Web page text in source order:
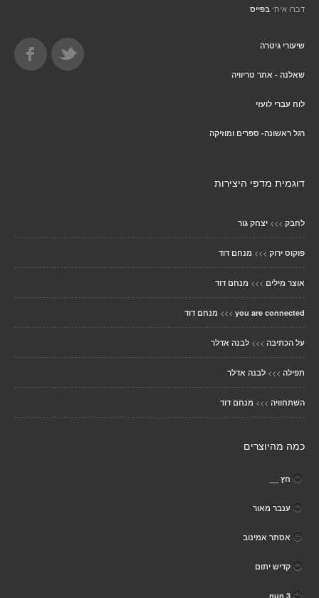
דברו איתי בפייס
שיעורי גיטרה
שאלנה - אתר טריוויה
לוח עברי לועזי
רגל ראשונה- ספרים ומוזיקה
דוגמית מדפי היצירות
לחבק >>> יצחק גור
פוקוס ירוק >>> מנחם דוד
אוצר מילים >>> מנחם דוד
you are connected
>>> מנחם דוד
על הכתיבה >>> לבנה אדלר
תפילה >>> לבנה אדלר
השתחוויה >>> מנחם דוד
כמה מהיוצרים
חץ __
ענבר מאור
אסתר אמינוב
קדיש יתום
nun 3